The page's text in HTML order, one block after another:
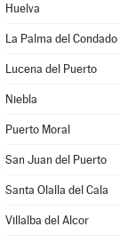
Huelva
La Palma del Condado
Lucena del Puerto
Niebla
Puerto Moral
San Juan del Puerto
Santa Olalla del Cala
Villalba del Alcor